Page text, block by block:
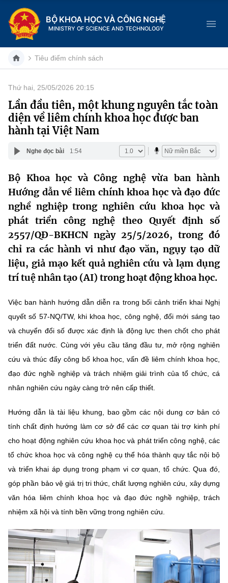
BỘ KHOA HỌC VÀ CÔNG NGHỆ
MINISTRY OF SCIENCE AND TECHNOLOGY
Danh mục
Trang chủ
Cơ cấu tổ chức
Lịch sử phát triển
Sở Khoa học và Công nghệ
Khoa học và Công nghệ
Đổi mới sáng tạo
Chuyển đổi số
Bưu chính, Viễn thông
Tiêu chuẩn, đo lường, chất lượng
Năng lượng nguyên tử
Tin địa phương
Dịch vụ công
Hệ thống văn bản
Văn bản QPPL
Văn bản chỉ đạo điều hành
MST IOFFICE
THỐNG KÊ
Đổi mới sáng tạo
Chuyển đổi số
Bưu chính, Viễn thông
Sở hữu trí tuệ
Tiêu chuẩn, đo lường, chất lượng
Năng lượng nguyên tử
Multimedia
THƯ ĐIỆN TỬ
Khác
Infographic
Voice
Nhiệm vụ trọng tâm
Vietnamese English
BỘ KHOA HỌC VÀ CÔNG NGHỆ
MINISTRY OF SCIENCE AND TECHNOLOGY
Điều khoản sử dụng Theo dõi MST: Góp ý
Tiêu điểm chính sách
Thứ hai, 25/05/2026 20:15
Lần đầu tiên, một khung nguyên tắc toàn
diện về liêm chính khoa học được ban
hành tại Việt Nam
Nghe đọc bài 1:54
Bộ Khoa học và Công nghệ vừa ban hành
Hướng dẫn về liêm chính khoa học và đạo đức
nghề nghiệp trong nghiên cứu khoa học và
phát triển công nghệ theo Quyết định số
2557/QĐ-BKHCN ngày 25/5/2026, trong đó
chỉ ra các hành vi như đạo văn, ngụy tạo dữ
liệu, giả mạo kết quả nghiên cứu và lạm dụng
trí tuệ nhân tạo (AI) trong hoạt động khoa học.
Việc ban hành hướng dẫn diễn ra trong bối cảnh triển khai Nghị
quyết số 57-NQ/TW, khi khoa học, công nghệ, đổi mới sáng tạo
và chuyển đổi số được xác định là động lực then chốt cho phát
triển đất nước. Cùng với yêu cầu tăng đầu tư, mở rộng nghiên
cứu và thúc đẩy công bố khoa học, vấn đề liêm chính khoa học,
đạo đức nghề nghiệp và trách nhiệm giải trình của tổ chức, cá
nhân nghiên cứu ngày càng trở nên cấp thiết.
Hướng dẫn là tài liệu khung, bao gồm các nội dung cơ bản có
tính chất định hướng làm cơ sở để các cơ quan tài trợ kinh phí
cho hoạt động nghiên cứu khoa học và phát triển công nghệ, các
tổ chức khoa học và công nghệ cụ thể hóa thành quy tắc nội bộ
và triển khai áp dụng trong phạm vi cơ quan, tổ chức. Qua đó,
góp phần bảo vệ giá trị tri thức, chất lượng nghiên cứu, xây dựng
văn hóa liêm chính khoa học và đạo đức nghề nghiệp, trách
nhiệm xã hội và tính bền vững trong nghiên cứu.